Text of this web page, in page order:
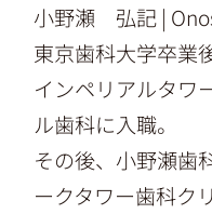
小野瀬 弘記 |
東京歯科大学卒業
インペリアルタワ
ル歯科に入職。
その後、小野瀬歯
ークタワー歯科ク